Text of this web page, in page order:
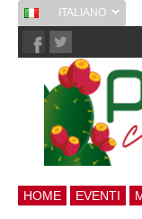
ITALIANO
HOME EVENTI